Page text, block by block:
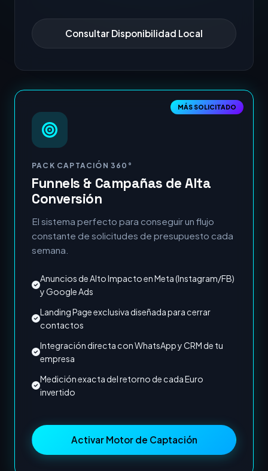
Consultar Disponibilidad Local
MÁS SOLICITADO
PACK CAPTACIÓN 360°
Funnels & Campañas de Alta
Conversión
El sistema perfecto para conseguir un flujo
constante de solicitudes de presupuesto cada
semana.
Anuncios de Alto Impacto en Meta (Instagram/FB)
y Google Ads
Landing Page exclusiva diseñada para cerrar
contactos
Integración directa con WhatsApp y CRM de tu
empresa
Medición exacta del retorno de cada Euro
invertido
Activar Motor de Captación